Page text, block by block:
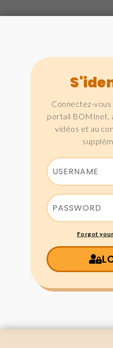
Connectez-
portail BOMInet,
vidéos et au
Forgot